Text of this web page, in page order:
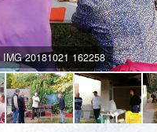
IMG 20181021 162258